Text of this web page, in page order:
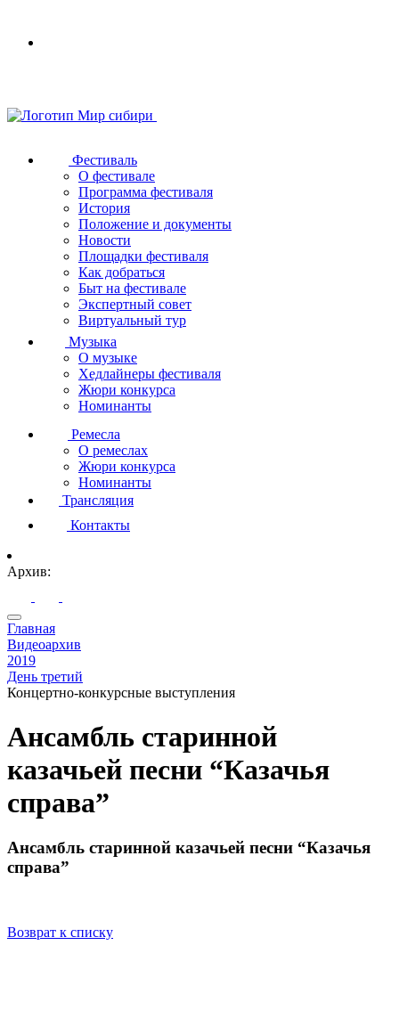
browser
Фестиваль
О фестивале
Программа фестиваля
История
Положение и документы
Новости
Площадки фестиваля
Как добраться
Быт на фестивале
Экспертный совет
Виртуальный тур
Музыка
О музыке
Хедлайнеры фестиваля
Жюри конкурса
Номинанты
Ремесла
О ремеслах
Жюри конкурса
Номинанты
Трансляция
Контакты
Архив:
Главная
Видеоархив
2019
День третий
Концертно-конкурсные выступления
Ансамбль старинной
казачьей песни “Казачья
справа”
Ансамбль старинной казачьей песни “Казачья
справа”
Возврат к списку